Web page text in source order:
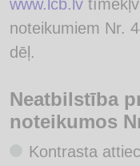
www.lcb.lv
noteikumiem Nr.
dēļ.
Neatbilstība
noteikumos
Kontrasta